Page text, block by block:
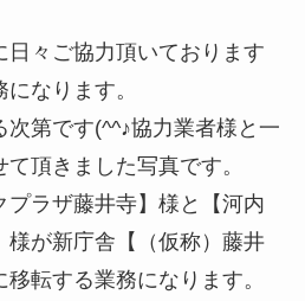
日々ご協力頂いております
なります。
第です(^^♪協力業者様と一
頂きました写真です。
プラザ藤井寺】様と【河内
様が新庁舎【（仮称）藤井
転する業務になります。